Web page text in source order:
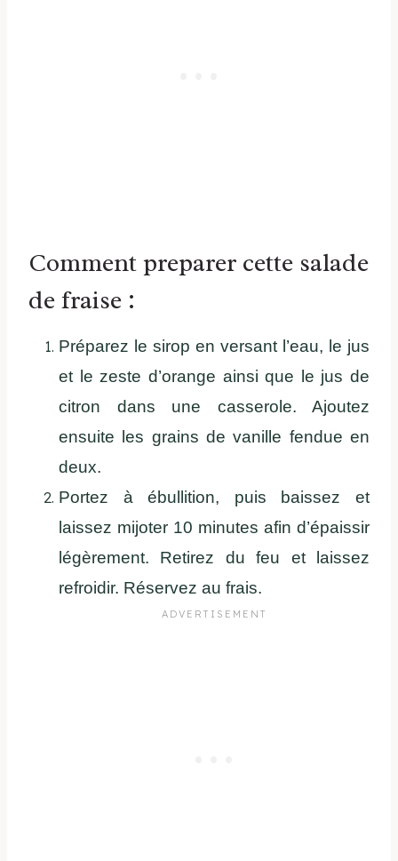
Comment preparer cette salade
de fraise :
Préparez le sirop en versant l’eau, le jus
et le zeste d’orange ainsi que le jus de
citron dans une casserole. Ajoutez
ensuite les grains de vanille fendue en
deux.
Portez à ébullition, puis baissez et
laissez mijoter 10 minutes afin d’épaissir
légèrement. Retirez du feu et laissez
refroidir. Réservez au frais.